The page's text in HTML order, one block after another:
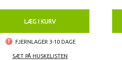
LÆG I KURV
FJERNLAGER 3-10 DAGE
SÆT PÅ HUSKELISTEN